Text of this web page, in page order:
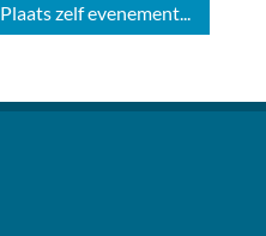
Plaats zelf evenement...